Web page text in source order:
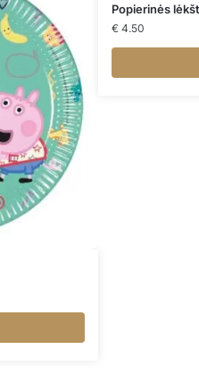
Popierinės
€ 4.50